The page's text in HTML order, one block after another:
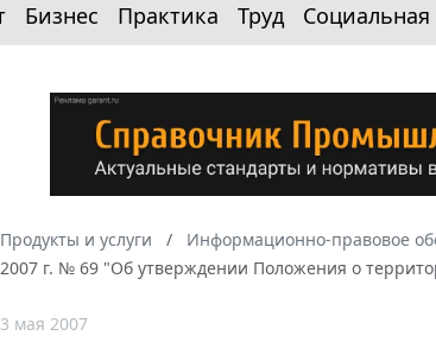
Бизнес Практика Труд Социальная
Продукты и услуги Информационно-правовое
2007 г. № 69 "Об утверждении Положения о
3 мая 2007